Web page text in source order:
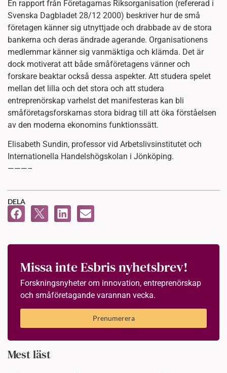
En rapport från Företagarnas Riksorganisation (refererad i
Svenska Dagbladet 28/12 2000) beskriver hur de små
företagen känner sig utnyttjade och drabbade av de stora
bankerna och deras ändrade agerande. Organisationens
medlemmar känner sig vanmäktiga och klämda. Det är
dock motiverat att både småföretagens vänner och
forskare beaktar också dessa aspekter. Att studera spelet
mellan det lilla och det stora och att studera
entreprenörskap varhelst det manifesteras kan bli
småföretagsforskarnas stora bidrag till att öka förståelsen
av den moderna ekonomins funktionssätt.
Elisabeth Sundin, professor vid Arbetslivsinstitutet och
Internationella Handelshögskolan i Jönköping.
———–
DELA
Missa inte Esbris nyhetsbrev!
Forskningsnyheter om innovation, entreprenörskap
och småföretagande varannan vecka.
Prenumerera
Mest läst